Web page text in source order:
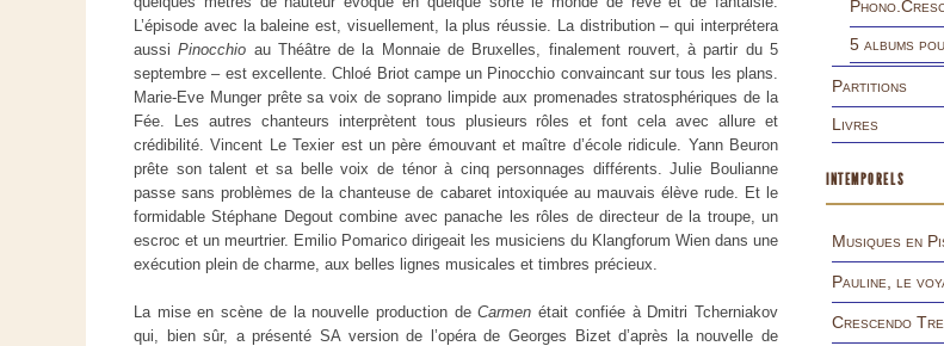
L’épisode avec la baleine est, visuellement, la plus réussie. La distribution – qui interprétera
aussiPinocchio au Théâtre de la Monnaie de Bruxelles, finalement rouvert, à partir du 5
septembre – est excellente. Chloé Briot campe un Pinocchio convaincant sur tous les plans.
Marie-Eve Munger prête sa voix de soprano limpide aux promenades stratosphériques de la
Fée. Les autres chanteurs interprètent tous plusieurs rôles et font cela avec allure et
crédibilité. Vincent Le Texier est un père émouvant et maître d’école ridicule. Yann Beuron
prête son talent et sa belle voix de ténor à cinq personnages différents. Julie Boulianne
passe sans problèmes de la chanteuse de cabaret intoxiquée au mauvais élève rude. Et le
formidable Stéphane Degout combine avec panache les rôles de directeur de la troupe, un
escroc et un meurtrier. Emilio Pomarico dirigeait les musiciens du Klangforum Wien dans une
exécution plein de charme, aux belles lignes musicales et timbres précieux.
La mise en scène de la nouvelle production deCarmen était confiée à Dmitri Tcherniakov
qui, bien sûr, a présenté SA version de l’opéra de Georges Bizet d’après la nouvelle de
5 albums
Partitions
Livres
INTEMPORELS
Musiques en
Pauline, le
Crescendo